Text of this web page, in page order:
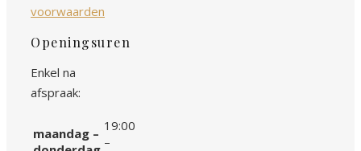
voorwaarden
Openingsuren
Enkel na
afspraak:
maandag – 19:00
–